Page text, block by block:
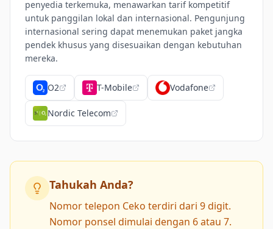
penyedia terkemuka, menawarkan tarif kompetitif
untuk panggilan lokal dan internasional. Pengunjung
internasional sering dapat menemukan paket jangka
pendek khusus yang disesuaikan dengan kebutuhan
mereka.
O2 T-Mobile Vodafone
Nordic Telecom
Tahukah Anda?
Nomor telepon Ceko terdiri dari 9 digit.
Nomor ponsel dimulai dengan 6 atau 7.